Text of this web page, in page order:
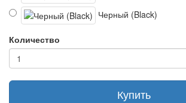
Черный (Black)
Количество
Купить